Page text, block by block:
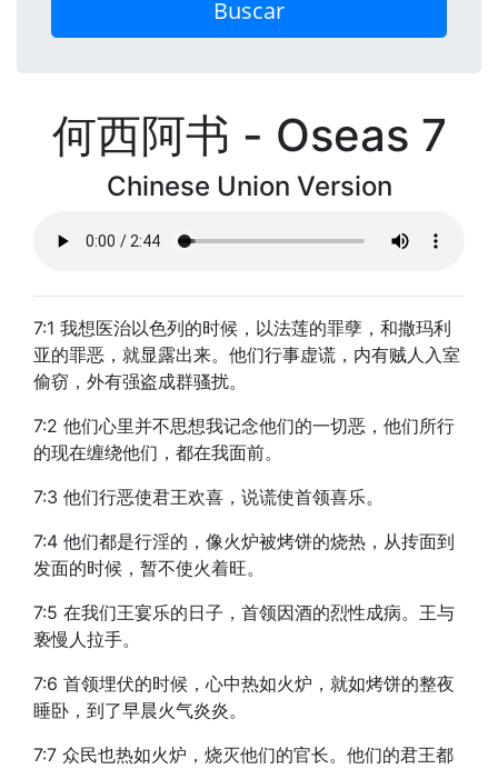
Buscar
何西阿书 - Oseas 7
Chinese Union Version
7:1 我想医治以色列的时候，以法莲的罪孽，和撒玛利
亚的罪恶，就显露出来。他们行事虚谎，内有贼人入室
偷窃，外有强盗成群骚扰。
7:2 他们心里并不思想我记念他们的一切恶，他们所行
的现在缠绕他们，都在我面前。
7:3 他们行恶使君王欢喜，说谎使首领喜乐。
7:4 他们都是行淫的，像火炉被烤饼的烧热，从抟面到
发面的时候，暂不使火着旺。
7:5 在我们王宴乐的日子，首领因酒的烈性成病。王与
亵慢人拉手。
7:6 首领埋伏的时候，心中热如火炉，就如烤饼的整夜
睡卧，到了早晨火气炎炎。
7:7 众民也热如火炉，烧灭他们的官长。他们的君王都